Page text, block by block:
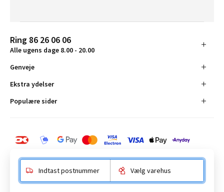
Ring 86 26 06 06
Alle ugens dage 8.00 - 20.00
Genveje
Ekstra ydelser
Populære sider
Indtast postnummer Vælg varehus